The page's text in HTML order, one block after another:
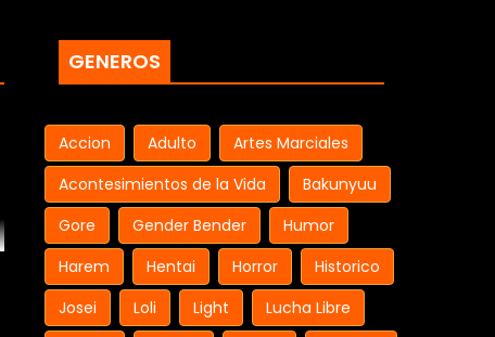
GENEROS
Accion Adulto
Artes Marciales
Acontesimientos de la Vida
Bakunyuu
Gore
Gender Bender
Humor
Harem
Hentai Horror
Historico
Josei
Loli Light
Lucha Libre